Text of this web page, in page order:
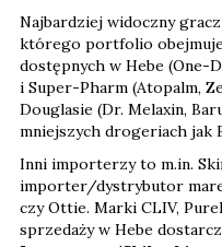
Najbardziej widoczny
którego portfolio
dostępnych w Hebe (One-
i Super-Pharm (Atopalm,
Douglasie (Dr. Melaxin,
mniejszych drogeriach jak
Inni importerzy to m.in.
importer/dystrybutor
czy Ottie. Marki CLIV,
sprzedaży w Hebe